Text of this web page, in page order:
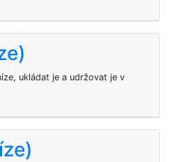
ukládat je a udržovat je v